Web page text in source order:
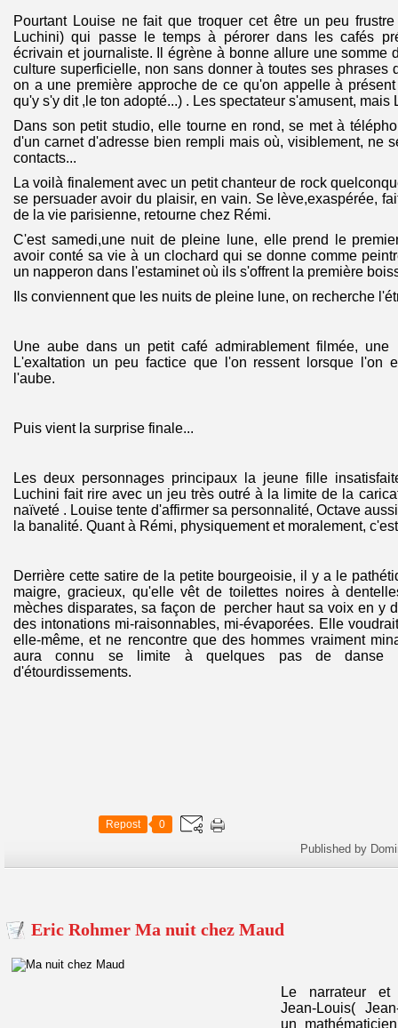
Pourtant Louise ne fait que troquer cet être un peu
Luchini) qui passe le temps à pérorer dans les cafés
écrivain et journaliste. Il égrène à bonne allure une somme
culture superficielle, non sans donner à toutes ses phrases
on a une première approche de ce qu'on appelle à
qu'y s'y dit ,le ton adopté...) . Les spectateur s'amusent, mais
Dans son petit studio, elle tourne en rond, se met à
d'un carnet d'adresse bien rempli mais où, visiblement, ne
contacts...
La voilà finalement avec un petit chanteur de rock
se persuader avoir du plaisir, en vain. Se lève,exaspérée,
de la vie parisienne, retourne chez Rémi.
C'est samedi,une nuit de pleine lune, elle prend le
avoir conté sa vie à un clochard qui se donne comme
un napperon dans l'estaminet où ils s'offrent la première
Ils conviennent que les nuits de pleine lune, on recherche
Une aube dans un petit café admirablement filmée, une
L'exaltation un peu factice que l'on ressent lorsque l'on
l'aube.
Puis vient la surprise finale...
Les deux personnages principaux la jeune fille
Luchini fait rire avec un jeu très outré à la limite de la
naïveté . Louise tente d'affirmer sa personnalité, Octave
la banalité. Quant à Rémi, physiquement et moralement,
Derrière cette satire de la petite bourgeoisie, il y a le
maigre, gracieux, qu'elle vêt de toilettes noires à
mèches disparates, sa façon de percher haut sa voix en y
des intonations mi-raisonnables, mi-évaporées. Elle
elle-même, et ne rencontre que des hommes vraiment
aura connu se limite à quelques pas de danse
d'étourdissements.
Repost 0
Published by
Eric Rohmer Ma nuit chez Maud
Le narrateur et
Jean-Louis(
un